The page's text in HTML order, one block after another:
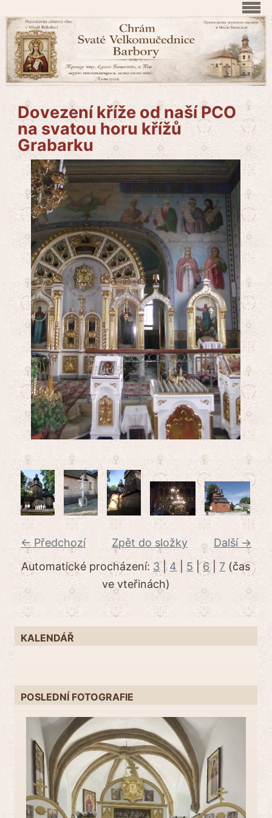
Dovezení kříže od naší PCO
na svatou horu křížů
Grabarku
← Předchozí Další →
Zpět do složky
Automatické procházení: 3|4 5 |6|7 (čas
ve vteřinách)
KALENDÁŘ
POSLEDNÍ FOTOGRAFIE